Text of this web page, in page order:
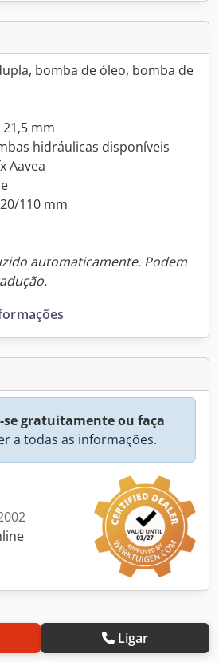
bomba de óleo, bomba de
mm
hidráulicas disponíveis
Aavea
110 mm
automaticamente. Podem
se gratuitamente ou faça
a todas as informações.
Ligar